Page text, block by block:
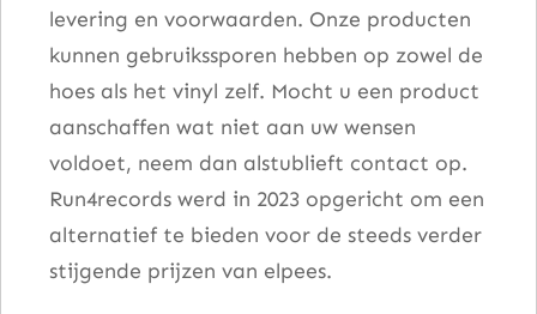
levering en voorwaarden. Onze producten
kunnen gebruikssporen hebben op zowel de
hoes als het vinyl zelf. Mocht u een product
aanschaffen wat niet aan uw wensen
voldoet, neem dan alstublieft contact op.
Run4records werd in 2023 opgericht om een
alternatief te bieden voor de steeds verder
stijgende prijzen van elpees.